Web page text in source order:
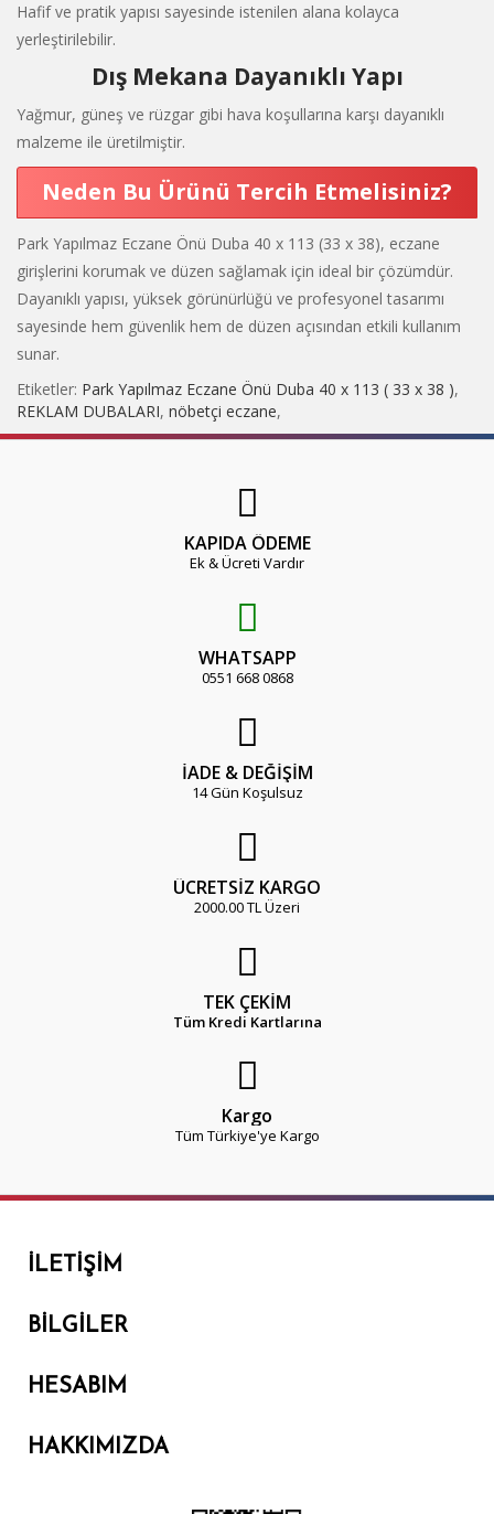
Hafif ve pratik yapısı sayesinde istenilen alana kolayca
yerleştirilebilir.
Dış Mekana Dayanıklı Yapı
Yağmur, güneş ve rüzgar gibi hava koşullarına karşı dayanıklı
malzeme ile üretilmiştir.
Neden Bu Ürünü Tercih Etmelisiniz?
Park Yapılmaz Eczane Önü Duba 40 x 113 (33 x 38), eczane
girişlerini korumak ve düzen sağlamak için ideal bir çözümdür.
Dayanıklı yapısı, yüksek görünürlüğü ve profesyonel tasarımı
sayesinde hem güvenlik hem de düzen açısından etkili kullanım
sunar.
Etiketler: Park Yapılmaz Eczane Önü Duba 40 x 113 ( 33 x 38 ),
REKLAM DUBALARI, nöbetçi eczane,
KAPIDA ÖDEME
Ek & Ücreti Vardır
WHATSAPP
0551 668 0868
İADE & DEĞİŞİM
14 Gün Koşulsuz
ÜCRETSİZ KARGO
2000.00 TL Üzeri
TEK ÇEKİM
Tüm Kredi Kartlarına
Kargo
Tüm Türkiye'ye Kargo
İLETIŞIM
BILGILER
HESABIM
HAKKIMIZDA